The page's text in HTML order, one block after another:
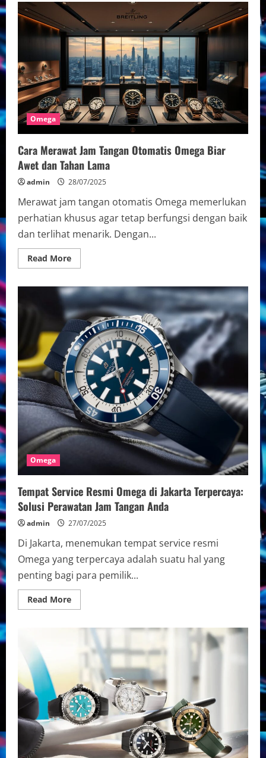
Lengkap
Omega
Seamaster
untuk
Penyelam
Profesional:
Fitur
dan
Kinerja
Terbaik
dalam
Dunia
Selam
Omega
Cara Merawat Jam Tangan Otomatis Omega Biar
Awet dan Tahan Lama
admin 28/07/2025
Merawat jam tangan otomatis Omega memerlukan
perhatian khusus agar tetap berfungsi dengan baik
dan terlihat menarik. Dengan...
Read MoreRead
more
Merawat
Jam
Tangan
Otomatis
Omega
Biar
Awet
dan
Tahan
Lama
Omega
Tempat Service Resmi Omega di Jakarta Terpercaya:
Solusi Perawatan Jam Tangan Anda
admin 27/07/2025
Di Jakarta, menemukan tempat service resmi
Omega yang terpercaya adalah suatu hal yang
penting bagi para pemilik...
Read MoreRead
more
Resmi
Omega
Jakarta
Terpercaya:
Solusi
Perawatan
Jam
Tangan
Anda